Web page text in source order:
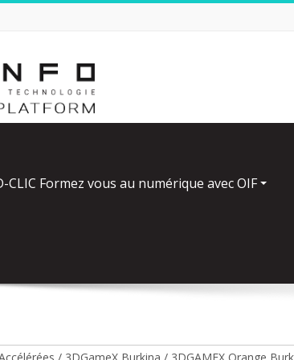
CLIC Formez vous au numérique avec OIF